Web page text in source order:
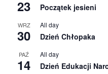
23 Początek jesieni
WRZ
30
All day
Dzień Chłopaka
PAŹ
14
All day
Dzień Edukacji